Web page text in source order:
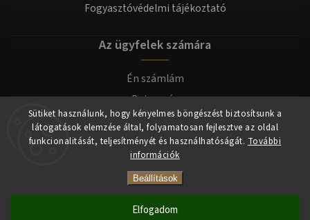
Sütiket használunk, hogy kényelmes böngészést biztosítsunk a
látogatások elemzése által, folyamatosan fejlesztve az oldal
funkcionalitását, teljesítményét és használhatóságát. További
információk
Beállítások
Elfogadom
Fogyasztóvédelmi tájékoztató
Az ügyfelek számára
Én számlám
Bejegyzés
Bejelentkezés
Copyright 2026tomilla.hu. Minden jog fenntartva.